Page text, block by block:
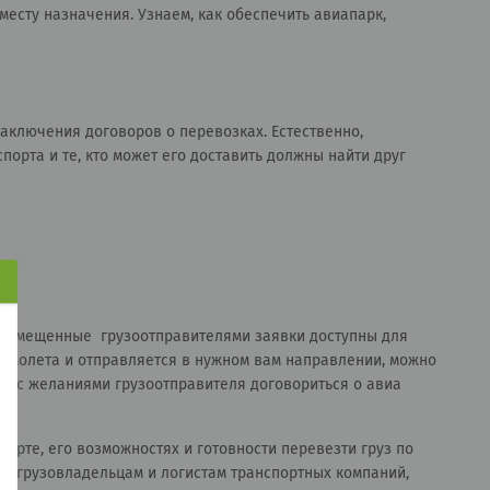
назначения. Узнаем, как обеспечить авиапарк,
договоров о перевозках. Естественно,
и те, кто может его доставить должны найти друг
грузоотправителями заявки доступны для
и отправляется в нужном вам направлении, можно
с желаниями грузоотправителя договориться о авиа
его возможностях и готовности перевезти груз по
грузовладельцам и логистам транспортных компаний,